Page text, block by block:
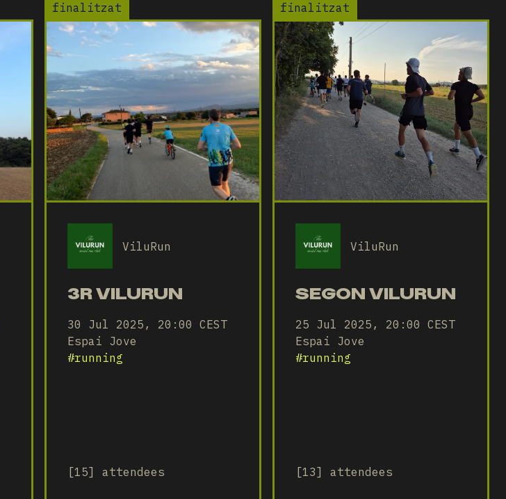
finalitzat
ViluRun
3R VILURUN
30 Jul 2025, 20:00 CEST
Espai Jove
#running
[15] attendees
finalitzat
ViluRun
SEGON VILURUN
25 Jul 2025, 20:00 CEST
Espai Jove
#running
[13] attendees